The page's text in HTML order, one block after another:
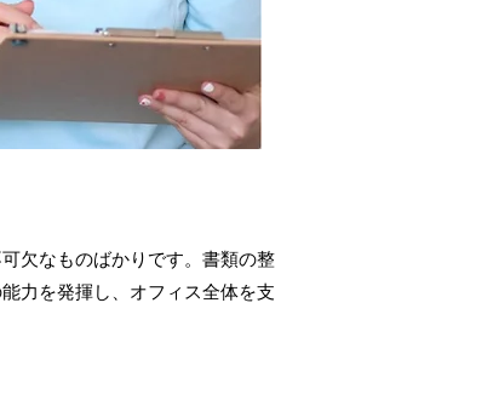
欠なものばかりです。書類の整
力を発揮し、オフィス全体を支